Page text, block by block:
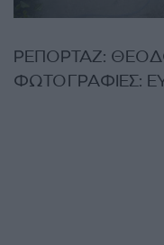
ΡΕΠΟΡΤΑΖ:
ΦΩΤΟΓΡΑΦΙΕΣ: